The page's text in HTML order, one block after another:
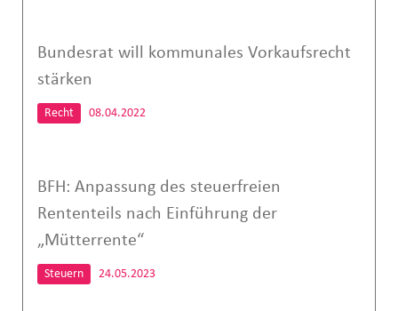
Bundesrat will kommunales Vorkaufsrecht
stärken
Recht 08.04.2022
BFH: Anpassung des steuerfreien
Rententeils nach Einführung der
„Mütterrente“
Steuern 24.05.2023